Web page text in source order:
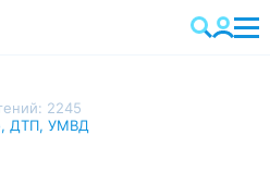
2245
, ДТП, УМВД